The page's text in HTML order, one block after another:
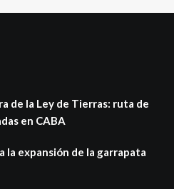
de la Ley de Tierras: ruta de
en CABA
la expansión de la garrapata